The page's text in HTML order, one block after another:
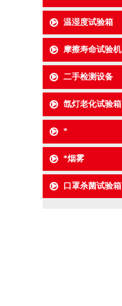
温湿度试验箱
摩擦寿命试验机
二手检测设备
氙灯老化试验箱
*
*烟雾
口罩杀菌试验箱